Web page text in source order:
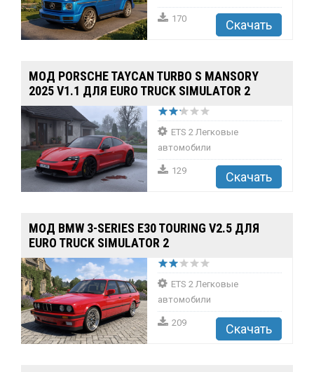
170 Скачать
МОД PORSCHE TAYCAN TURBO S MANSORY
2025 V1.1 ДЛЯ EURO TRUCK SIMULATOR 2
ETS 2 Легковые
автомобили
129 Скачать
МОД BMW 3-SERIES E30 TOURING V2.5 ДЛЯ
EURO TRUCK SIMULATOR 2
ETS 2 Легковые
автомобили
209 Скачать